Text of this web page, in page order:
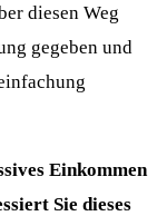
diesen Weg
gegeben und
Einkommen
Sie dieses